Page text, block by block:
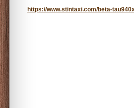
https://www.stintaxi.com/beta-